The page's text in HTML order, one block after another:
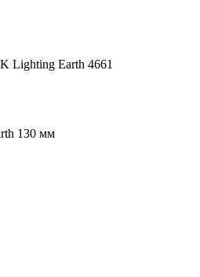
Lighting Earth 4661
130 мм